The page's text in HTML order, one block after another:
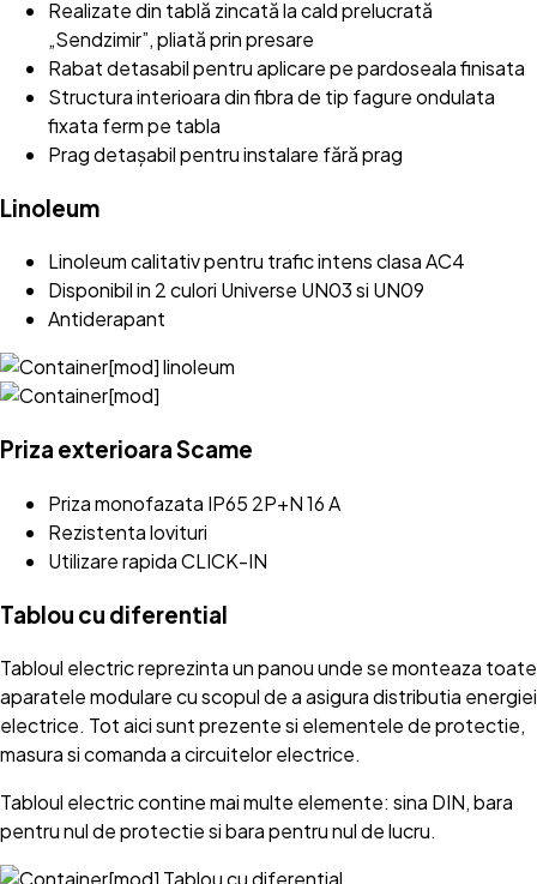
Realizate din tablă zincată la cald prelucrată
„Sendzimir”, pliată prin presare
Rabat detasabil pentru aplicare pe pardoseala finisata
Structura interioara din fibra de tip fagure ondulata
fixata ferm pe tabla
Prag detașabil pentru instalare fără prag
Linoleum
Linoleum calitativ pentru trafic intens clasa AC4
Disponibil in 2 culori Universe UN03 si UN09
Antiderapant
Priza exterioara Scame
Priza monofazata IP65 2P+N 16 A
Rezistenta lovituri
Utilizare rapida CLICK-IN
Tablou cu diferential
Tabloul electric reprezinta un panou unde se monteaza toate
aparatele modulare cu scopul de a asigura distributia energiei
electrice. Tot aici sunt prezente si elementele de protectie,
masura si comanda a circuitelor electrice.
Tabloul electric contine mai multe elemente: sina DIN, bara
pentru nul de protectie si bara pentru nul de lucru.